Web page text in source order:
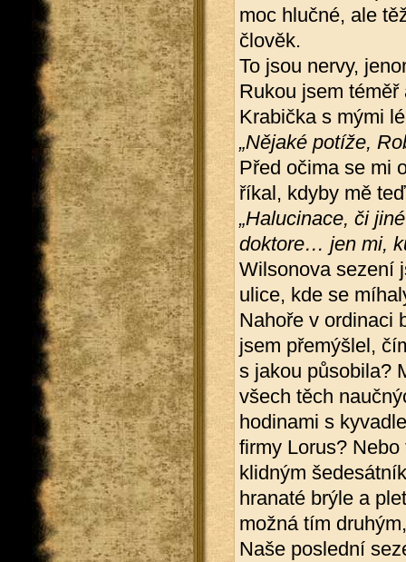
moc hlučné, ale
člověk.
To jsou nervy,
Rukou jsem
Krabička s mými
„Nějaké potíže,
Před očima se mi
říkal, kdyby mě
„Halucinace, či
doktore… jen mi,
Wilsonova sezení
ulice, kde se
Nahoře v ordinaci
jsem přemýšlel,
s jakou působila?
všech těch
hodinami s
firmy Lorus?
klidným
hranaté brýle a
možná tím
Naše poslední